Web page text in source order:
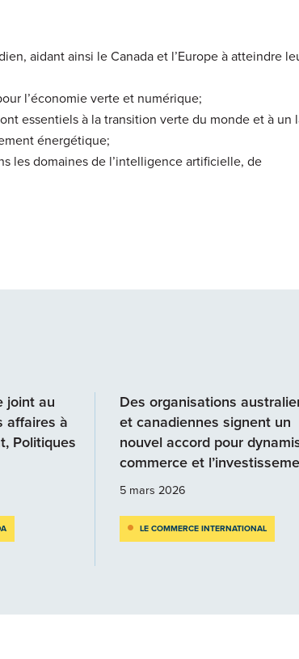
aidant ainsi le Canada et l’Europe à atteindre
l’économie verte et numérique;
essentiels à la transition verte du monde et à un
énergétique;
les domaines de l’intelligence artificielle, de
joint au
affaires à
Politiques
Des organisations
et canadiennes signent un
nouvel accord pour
commerce et
5 mars 2026
LE COMMERCE INTERNATIONAL